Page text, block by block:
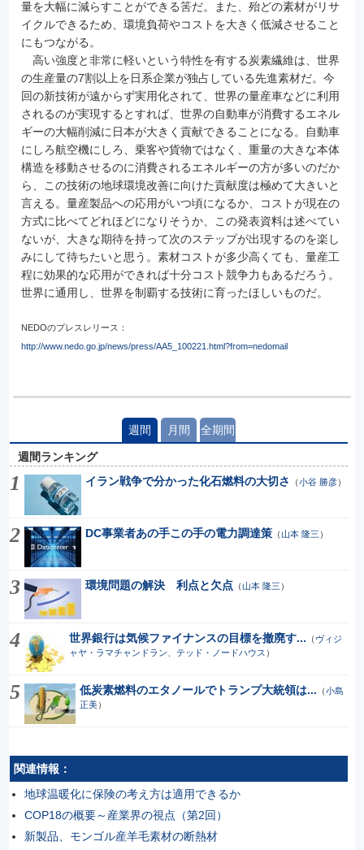
量を大幅に減らすことができる筈だ。また、殆どの素材がリサ
イクルできるため、環境負荷やコストを大きく低減させること
にもつながる。
高い強度と非常に軽いという特性を有する炭素繊維は、世界
の生産量の7割以上を日系企業が独占している先進素材だ。今
回の新技術が遠からず実用化されて、世界の量産車などに利用
されるのが実現するとすれば、世界の自動車が消費するエネル
ギーの大幅削減に日本が大きく貢献できることになる。自動車
にしろ航空機にしろ、乗客や貨物ではなく、重量の大きな本体
構造を移動させるのに消費されるエネルギーの方が多いのだか
ら、この技術の地球環境改善に向けた貢献度は極めて大きいと
言える。量産製品への応用がいつ頃になるか、コストが現在の
方式に比べてどれほどになりそうか、この発表資料は述べてい
ないが、大きな期待を持って次のステップが出現するのを楽し
みにして待ちたいと思う。素材コストが多少高くても、量産工
程に効果的な応用ができれば十分コスト競争力もあるだろう。
世界に通用し、世界を制覇する技術に育ったほしいものだ。
NEDOのプレスレリース：
http://www.nedo.go.jp/news/press/AA5_100221.html?from=nedomail
週間 月間 全期間
週間ランキング
イラン戦争で分かった化石燃料の大切さ
（小谷 勝彦）
DC事業者あの手この手の電力調達策（山本 隆三 ）
環境問題の解決 利点と欠点 （山本 隆三 ）
世界銀行は気候ファイナンスの目標を撤廃す... （ ヴィジ
ャヤ・ラマチャンドラン、テッド・ノードハウス ）
低炭素燃料のエタノールでトランプ大統領は... （小島
正美）
関連情報：
地球温暖化に保険の考え方は適用できるか
COP18の概要～産業界の視点（第2回）
新製品、モンゴル産羊毛素材の断熱材